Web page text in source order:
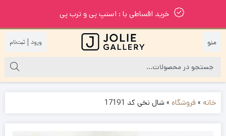
خرید اقساطی با : اسنپ پی و ترب پی
|
خانه »فروشگاه »شال نخی کد 17191